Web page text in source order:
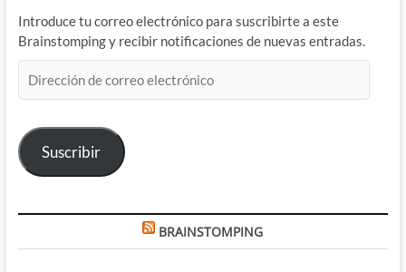
Introduce tu correo electrónico para suscribirte a este
Brainstomping y recibir notificaciones de nuevas entradas.
de
electrónico
Suscribir
BRAINSTOMPING